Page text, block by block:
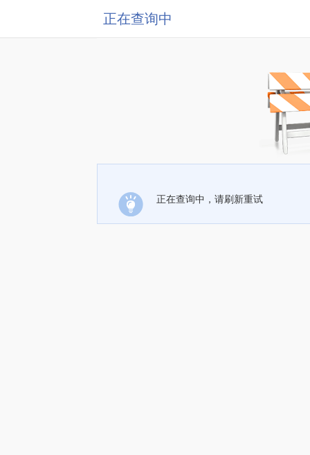
正在查询中
正在查询中，请刷新重试